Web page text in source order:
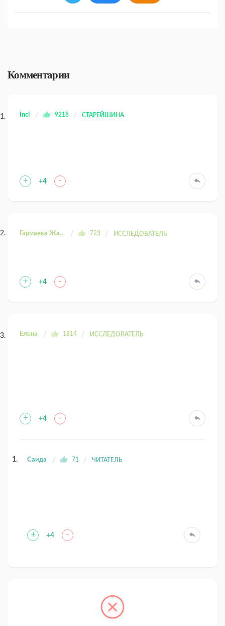
Комментарии
Inci 9218 СТАРЕЙШИНА
+ +4 -
Гармаева Жаргала 723 ИССЛЕДОВАТЕЛЬ
+ +4 -
Елена 1814 ИССЛЕДОВАТЕЛЬ
+ +4 -
Саида 71 ЧИТАТЕЛЬ
+ +4 -